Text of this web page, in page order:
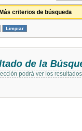
Más criterios de búsqueda
de la
podrá ver los